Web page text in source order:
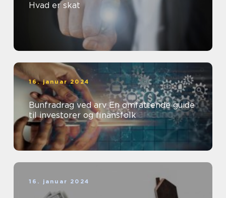
Hvad er skat
16. januar 2024
Bunfradrag ved arv En omfattende guide
til investorer og finansfolk
16. januar 2024